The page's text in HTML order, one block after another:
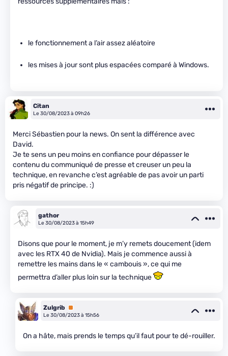
le fonctionnement a l’air assez aléatoire
les mises à jour sont plus espacées comparé à Windows.
Citan
Le 30/08/2023 à 09h26
Merci Sébastien pour la news. On sent la différence avec
David.
Je te sens un peu moins en confiance pour dépasser le
contenu du communiqué de presse et creuser un peu la
technique, en revanche c’est agréable de pas avoir un parti
pris négatif de principe. :)
gathor
Le 30/08/2023 à 15h49
Disons que pour le moment, je m’y remets doucement (idem
avec les RTX 40 de Nvidia). Mais je commence aussi à
remettre les mains dans le « cambouis », ce qui me
permettra d’aller plus loin sur la technique
Zulgrib
Premium
Le 30/08/2023 à 15h56
On a hâte, mais prends le temps qu’il faut pour te dé-rouiller.